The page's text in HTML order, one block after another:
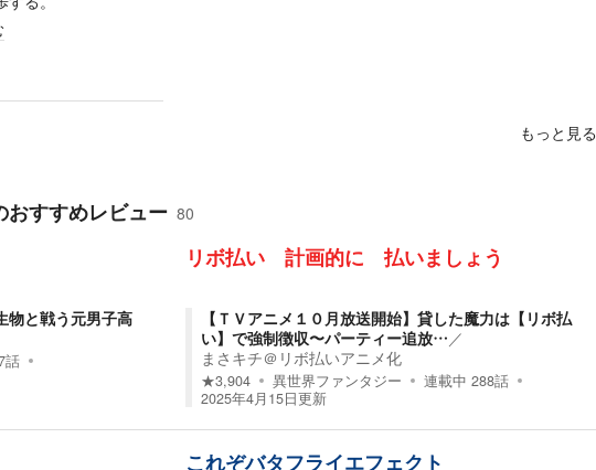
もっと見る
おすすめレビュー 80
物と戦う元男子高
話
リボ払い 計画的に 払いましょう
【ＴＶアニメ１０月放送開始】貸した魔力は【リボ払
い】で強制徴収〜パーティー追放…／
まさキチ＠リボ払いアニメ化
★3,904 異世界ファンタジー 連載中 288話
2025年4月15日更新
これぞバタフライエフェクト